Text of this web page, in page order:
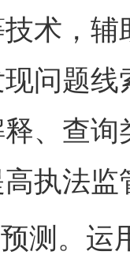
术，
问题
、查
执法
。运